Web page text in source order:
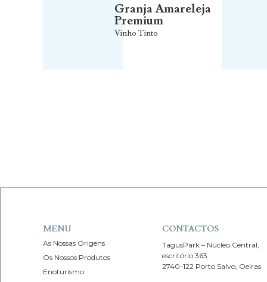
Granja Amareleja
Premium
Vinho Tinto
MENU
As Nossas Origens
Os Nossos Produtos
Enoturismo
CONTACTOS
TagusPark – Núcleo Central,
escritório 363
2740-122 Porto Salvo, Oeiras